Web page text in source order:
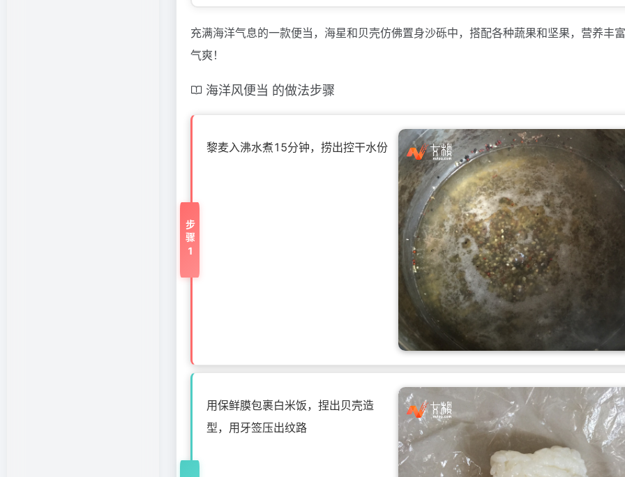
充满海洋气息的一款便当，海星和贝壳仿佛置身沙砾中，搭配各种蔬果和坚果，营养丰
气爽！
海洋风便当 的做法步骤
黎麦入沸水煮15分钟，捞出控干水份
步骤1
用保鲜膜包裹白米饭，捏出贝壳造
型，用牙签压出纹路